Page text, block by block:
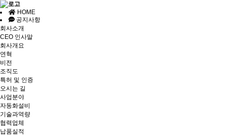
HOME
공지사항
회사소개
CEO 인사말
회사개요
연혁
비전
조직도
특허 및 인증
오시는 길
사업분야
자동화설비
기술과역량
협력업체
납품실적